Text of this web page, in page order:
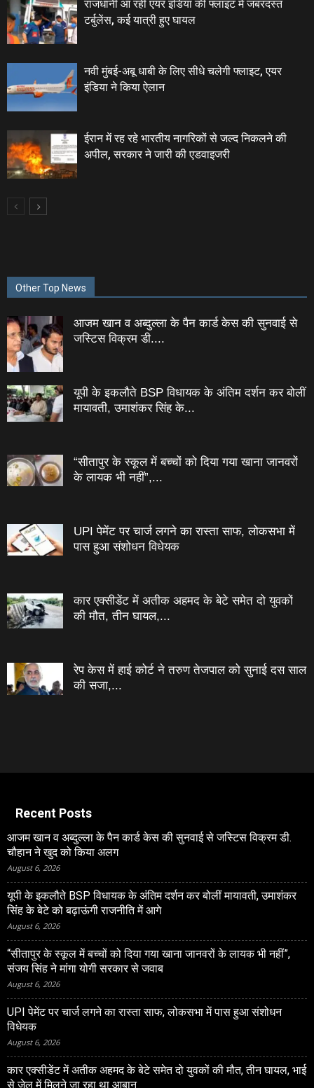
राजधानी आ रही एयर इंडिया की फ्लाइट में जबरदस्त
टर्बुलेंस, कई यात्री हुए घायल
नवी मुंबई-अबू धाबी के लिए सीधे चलेगी फ्लाइट, एयर
इंडिया ने किया ऐलान
ईरान में रह रहे भारतीय नागरिकों से जल्द निकलने की
अपील, सरकार ने जारी की एडवाइजरी
Other Top News
आजम खान व अब्दुल्ला के पैन कार्ड केस की सुनवाई से
जस्टिस विक्रम डी....
यूपी के इकलौते BSP विधायक के अंतिम दर्शन कर बोलीं
मायावती, उमाशंकर सिंह के...
“सीतापुर के स्‍कूल में बच्‍चों को दिया गया खाना जानवरों
के लायक भी नहीं”,...
UPI पेमेंट पर चार्ज लगने का रास्ता साफ, लोकसभा में
पास हुआ संशोधन विधेयक
कार एक्सीडेंट में अतीक अहमद के बेटे समेत दो युवकों
की मौत, तीन घायल,...
रेप केस में हाई कोर्ट ने तरुण तेजपाल को सुनाई दस साल
की सजा,...
Recent Posts
आजम खान व अब्दुल्ला के पैन कार्ड केस की सुनवाई से जस्टिस विक्रम डी.
चौहान ने खुद को किया अलग
August 6, 2026
यूपी के इकलौते BSP विधायक के अंतिम दर्शन कर बोलीं मायावती, उमाशंकर
सिंह के बेटे को बढ़ाऊंगी राजनीति में आगे
August 6, 2026
“सीतापुर के स्‍कूल में बच्‍चों को दिया गया खाना जानवरों के लायक भी नहीं”,
संजय सिंह ने मांगा योगी सरकार से जवाब
August 6, 2026
UPI पेमेंट पर चार्ज लगने का रास्ता साफ, लोकसभा में पास हुआ संशोधन
विधेयक
August 6, 2026
कार एक्सीडेंट में अतीक अहमद के बेटे समेत दो युवकों की मौत, तीन घायल, भाई
से जेल में मिलने जा रहा था आबान